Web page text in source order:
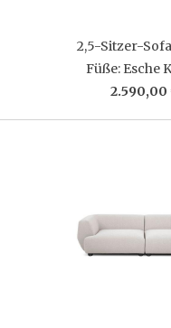
2,5-Sitzer-
Füße: Esche
2.590,00